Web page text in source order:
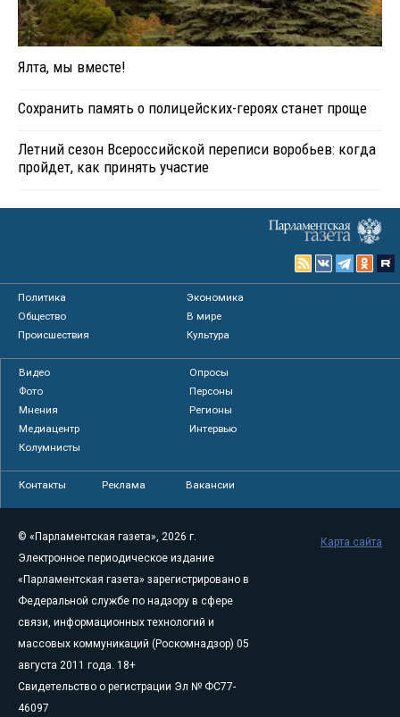
Ялта, мы вместе!
Сохранить память о полицейских-героях станет проще
Летний сезон Всероссийской переписи воробьев: когда
пройдет, как принять участие
Политика
Экономика
Общество
В мире
Происшествия
Культура
Видео
Опросы
Фото
Персоны
Мнения
Регионы
Медиацентр
Интервью
Колумнисты
Контакты Реклама Вакансии
© «Парламентская газета», 2026 г.
Электронное периодическое издание
«Парламентская газета» зарегистрировано в
Федеральной службе по надзору в сфере
связи, информационных технологий и
массовых коммуникаций (Роскомнадзор) 05
августа 2011 года. 18+
Свидетельство о регистрации Эл № ФС77-
46097
Карта сайта